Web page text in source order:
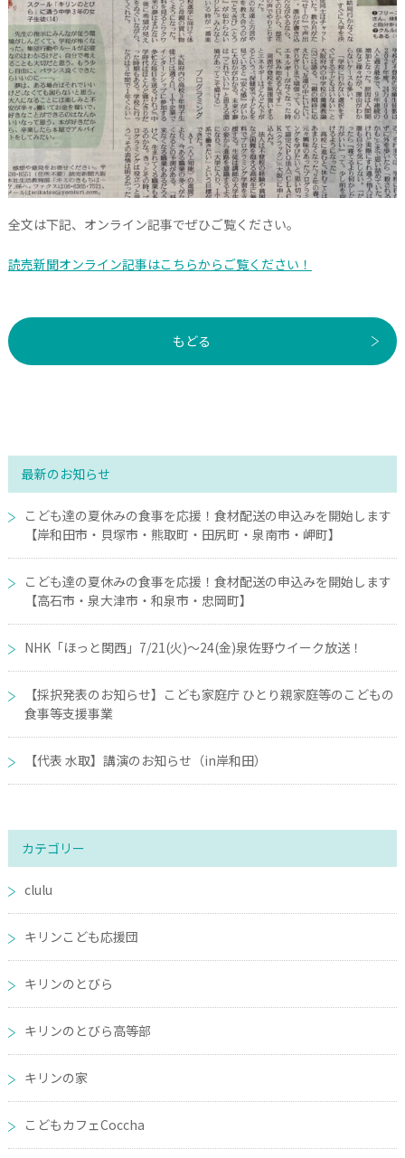
全文は下記、オンライン記事でぜひご覧ください。
読売新聞オンライン記事はこちらからご覧ください！
もどる
最新のお知らせ
こども達の夏休みの食事を応援！食材配送の申込みを開始します
【岸和田市・貝塚市・熊取町・田尻町・泉南市・岬町】
こども達の夏休みの食事を応援！食材配送の申込みを開始します
【高石市・泉大津市・和泉市・忠岡町】
NHK「ほっと関西」7/21(火)～24(金)泉佐野ウイーク放送！
【採択発表のお知らせ】こども家庭庁 ひとり親家庭等のこどもの
食事等支援事業
【代表 水取】講演のお知らせ（in岸和田）
カテゴリー
clulu
キリンこども応援団
キリンのとびら
キリンのとびら高等部
キリンの家
こどもカフェCoccha